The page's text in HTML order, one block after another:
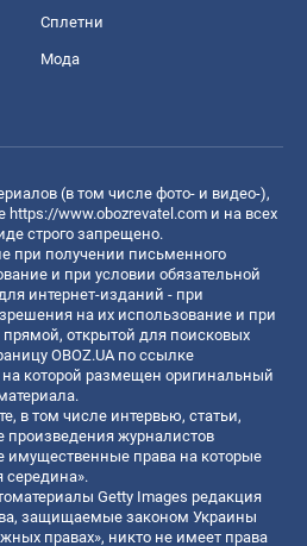
Сплетни
Мода
(в том числе фото- и видео-),
https://www.obozrevatel.com и на всех
строго запрещено.
при получении письменного
и при условии обязательной
интернет-изданий - при
на их использование и при
открытой для поисковых
OBOZ.UA по ссылке
на которой размещен оригинальный
в том числе интервью, статьи,
журналистов
имущественные права на которые
Getty Images редакция
защищаемые законом Украины
правах», никто не имеет права